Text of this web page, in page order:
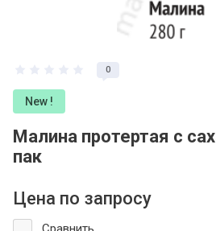
0
New !
Малина протертая с
пак
Цена по запросу